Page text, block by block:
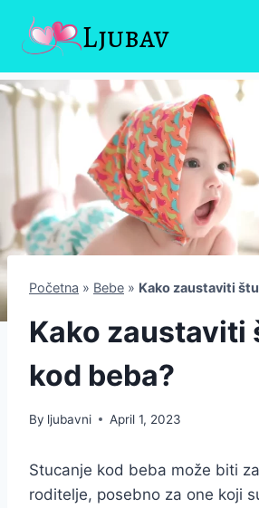
content
Ljubav
Početna » Bebe » Kako zaustaviti
Kako zaustaviti
kod beba?
By ljubavni April 1, 2023
Stucanje kod beba može biti
roditelje, posebno za one koji